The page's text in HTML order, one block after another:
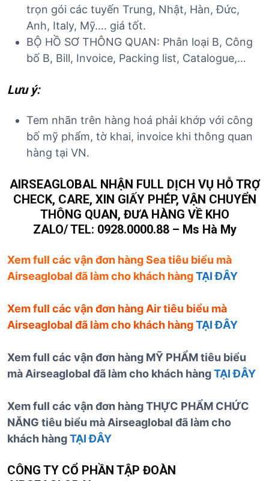
trọn gói các tuyến Trung, Nhật, Hàn, Đức,
Anh, Italy, Mỹ…. giá tốt.
BỘ HỒ SƠ THÔNG QUAN: Phân loại B, Công
bố B, Bill, Invoice, Packing list, Catalogue,…
Lưu ý:
Tem nhãn trên hàng hoá phải khớp với công
bố mỹ phẩm, tờ khai, invoice khi thông quan
hàng tại VN.
AIRSEAGLOBAL NHẬN FULL DỊCH VỤ HỖ TRỢ
CHECK, CARE, XIN GIẤY PHÉP, VẬN CHUYỂN
THÔNG QUAN, ĐƯA HÀNG VỀ KHO
ZALO/ TEL: 0928.0000.88 – Ms Hà My
Xem full các vận đơn hàng Sea tiêu biểu mà
Airseaglobal đã làm cho khách hàngTẠI ĐÂY
Xem full các vận đơn hàng Air tiêu biểu mà
Airseaglobal đã làm cho khách hàngTẠI ĐÂY
Xem full các vận đơn hàng MỸ PHẨM tiêu biểu
mà Airseaglobal đã làm cho khách hàngTẠI ĐÂY
Xem full các vận đơn hàng THỰC PHẨM CHỨC
NĂNG tiêu biểu mà Airseaglobal đã làm cho
khách hàngTẠI ĐÂY
CÔNG TY CỔ PHẦN TẬP ĐOÀN